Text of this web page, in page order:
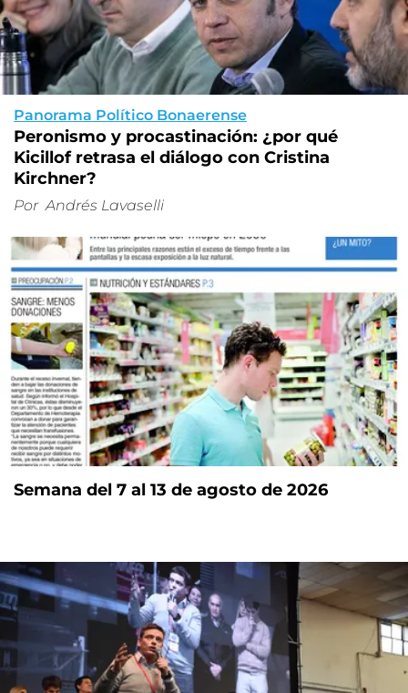
Panorama Político Bonaerense
Peronismo y procastinación: ¿por qué
Kicillof retrasa el diálogo con Cristina
Kirchner?
Por Andrés Lavaselli
Semana del 7 al 13 de agosto de 2026